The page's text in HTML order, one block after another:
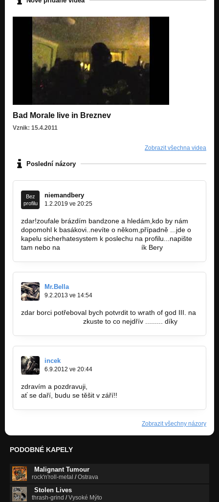
Bad Morale live in Breznev
Vznik: 15.4.2011
Zobrazit všechna videa
Poslední názory
Bez
profilu
niemandbery
1.2.2019 ve 20:25
zdar!zoufale brázdím bandzone a hledám,kdo by nám
dopomohl k basákovi..nevíte o někom,případně ...jde o
kapelu sicherhatesystem k poslechu na profilu...napište
tam nebo na
ík Bery
Mr.Bella
9.2.2013 ve 14:54
zdar borci potřeboval bych potvrdit to wrath of god III. na
zkuste to co nejdřív ......... díky
incek
6.9.2012 ve 20:44
zdravím a pozdravuji,
ať se daří, budu se těšit v září!!
Zobrazit všechny názory
PODOBNÉ KAPELY
Malignant Tumour
rock'n'roll-metal /Ostrava
Stolen Lives
thrash-grind /Vysoké Mýto